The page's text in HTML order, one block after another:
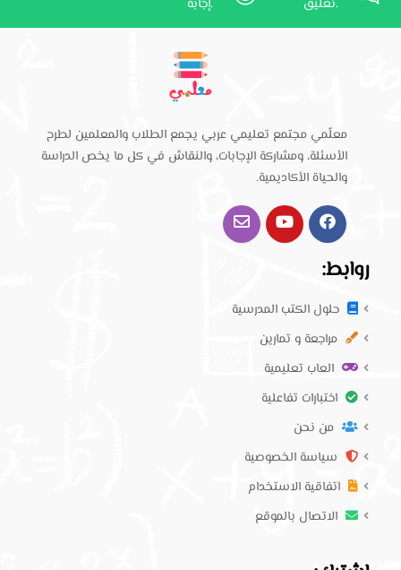
تعليق. إجابة.
معلّمي مجتمع تعليمي عربي يجمع الطلاب والمعلمين لطرح
الأسئلة، ومشاركة الإجابات، والنقاش في كل ما يخص الدراسة
والحياة الأكاديمية.
روابط:
حلول الكتب المدرسية
مراجعة و تمارين
العاب تعليمية
اختبارات تفاعلية
من نحن
سياسة الخصوصية
اتفاقية الاستخدام
الاتصال بالموقع